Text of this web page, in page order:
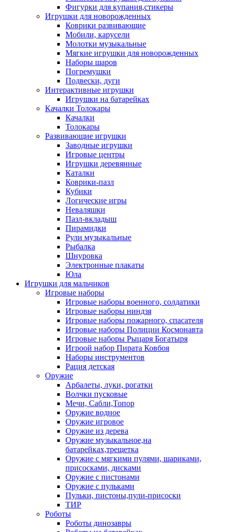
Фигурки для купания,стикеры
Игрушки для новорожденных
Коврики развивающие
Мобили, карусели
Молотки музыкальные
Мягкие игрушки для новорожденных
Наборы шаров
Погремушки
Подвески, дуги
Интерактивные игрушки
Игрушки на батарейках
Качалки Толокары
Качалки
Толокары
Развивающие игрушки
Заводные игрушки
Игровые центры
Игрушки деревянные
Каталки
Коврики-пазл
Кубики
Логические игры
Неваляшки
Пазл-вкладыш
Пирамидки
Рули музыкальные
Рыбалка
Шнуровка
Электронные плакаты
Юла
Игрушки для мальчиков
Игровые наборы
Игровые наборы военного, солдатики
Игровые наборы ниндзя
Игровые наборы пожарного, спасателя
Игровые наборы Полиции Космонавта
Игровые наборы Рыцаря Богатыря
Игроой набор Пирата Ковбоя
Наборы инструментов
Рация детская
Оружие
Арбалеты, луки, рогатки
Волчки пусковые
Мечи, Сабли,Топор
Оружие водное
Оружие игровое
Оружие из дерева
Оружие музыкальное,на
батарейках,трещетка
Оружие с мягкими пулями, шариками,
присосками, дисками
Оружие с пистонами
Оружие с пульками
Пульки, пистоны,пули-присоски
ТИР
Роботы
Роботы динозавры